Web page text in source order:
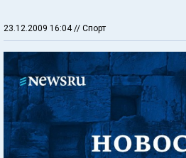
23.12.2009 16:04// Спорт